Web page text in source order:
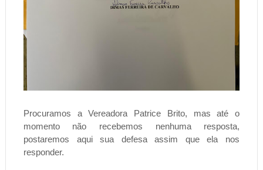
Procuramos a Vereadora Patrice Brito, mas até o
momento não recebemos nenhuma resposta,
postaremos aqui sua defesa assim que ela nos
responder.